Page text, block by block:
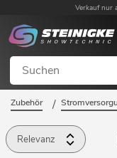
Verkauf nur
Zubehör /
Relevanz